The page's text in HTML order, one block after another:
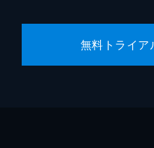
無料トライア